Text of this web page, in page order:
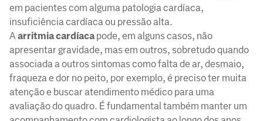
em pacientes com alguma patologia cardíaca,
insuficiência cardíaca ou pressão alta.
A arritmia cardíaca pode, em alguns casos, não
apresentar gravidade, mas em outros, sobretudo quando
associada a outros sintomas como falta de ar, desmaio,
fraqueza e dor no peito, por exemplo, é preciso ter muita
atenção e buscar atendimento médico para uma
avaliação do quadro. É fundamental também manter um